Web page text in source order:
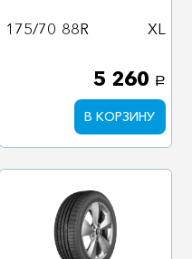
175/70 88R XL
5 260 a
В КОРЗИНУ